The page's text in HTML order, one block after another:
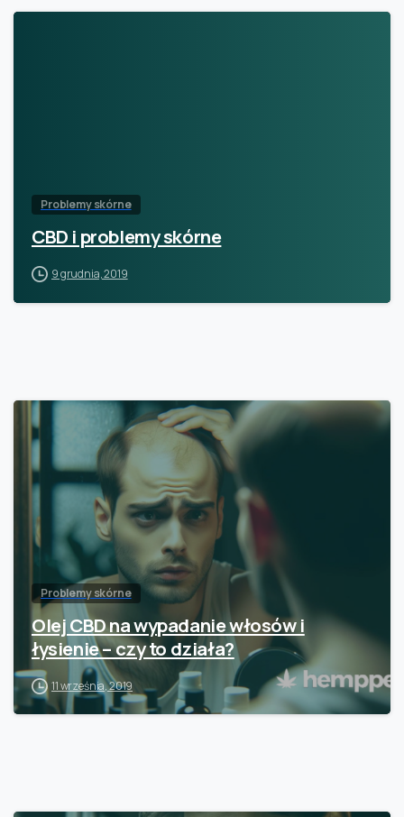
Problemy skórne
CBD i problemy skórne
9 grudnia, 2019
Problemy skórne
Olej CBD na wypadanie włosów i
łysienie – czy to działa?
11 września, 2019